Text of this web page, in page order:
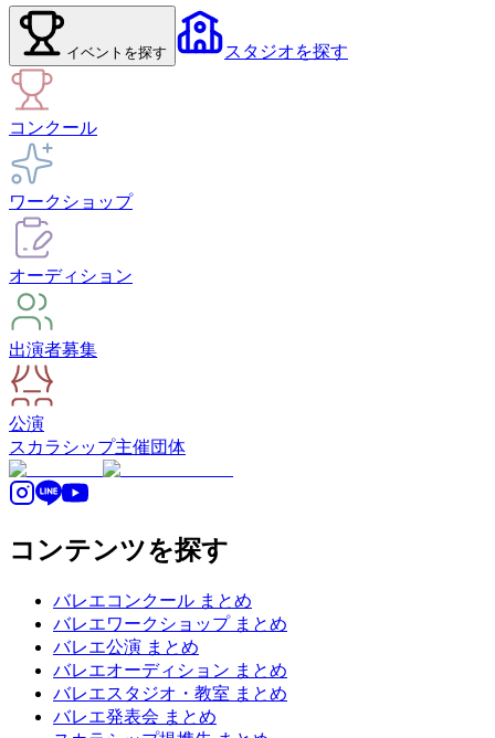
イベント を探す スタジオを探す
コンクール
ワークショップ
オーディション
出演者募集
公演
スカラシップ主催団体
コンテンツを探す
バレエコンクール まとめ
バレエワークショップ まとめ
バレエ公演 まとめ
バレエオーディション まとめ
バレエスタジオ・教室 まとめ
バレエ発表会 まとめ